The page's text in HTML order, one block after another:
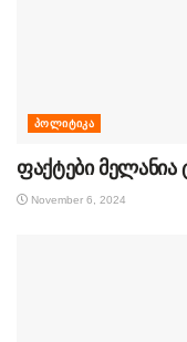
ᲞᲝᲚᲘᲢᲘᲙᲐ
ფაქტები მელანია
November 6, 2024